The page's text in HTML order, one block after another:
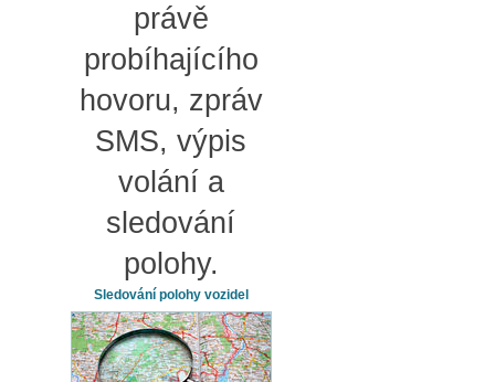
právě
probíhajícího
hovoru, zpráv
SMS, výpis
volání a
sledování
polohy.
Sledování polohy vozidel